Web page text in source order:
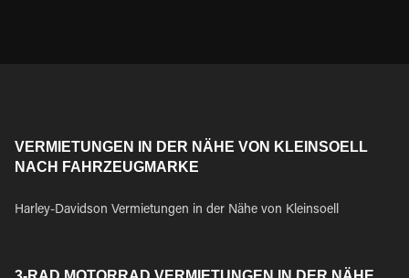
VERMIETUNGEN IN DER NÄHE VON KLEINSOELL
NACH FAHRZEUGMARKE
Harley-Davidson Vermietungen in der Nähe von Kleinsoell